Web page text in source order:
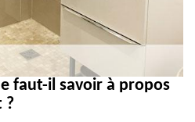
faut-il savoir à propos
?